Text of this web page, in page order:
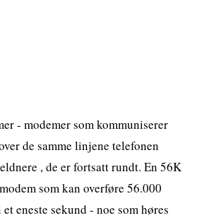
- modemer som kommuniserer
de samme linjene telefonen
, de er fortsatt rundt. En 56K
som kan overføre 56.000
eneste sekund - noe som høres